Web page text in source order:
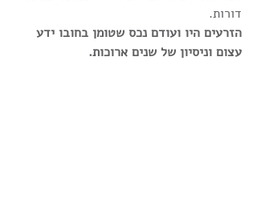
דורות.
הזרעים היו ועודם נכס שטומן בחובו ידע
עצום וניסיון של שנים ארוכות.